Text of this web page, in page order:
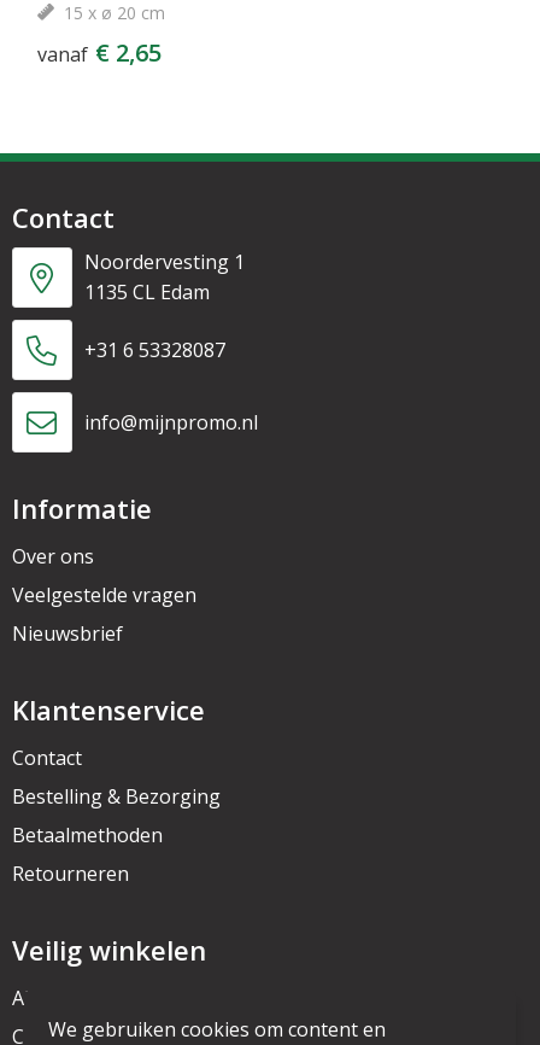
15 x ø 20 cm
vanaf € 2,65
Contact
Noordervesting 1
1135 CL Edam
+31 6 53328087
info@mijnpromo.nl
Informatie
Over ons
Veelgestelde vragen
Nieuwsbrief
Klantenservice
Contact
Bestelling & Bezorging
Betaalmethoden
Retourneren
Veilig winkelen
Algemene voorwaarden
Cookieverklaring
We gebruiken cookies om content en